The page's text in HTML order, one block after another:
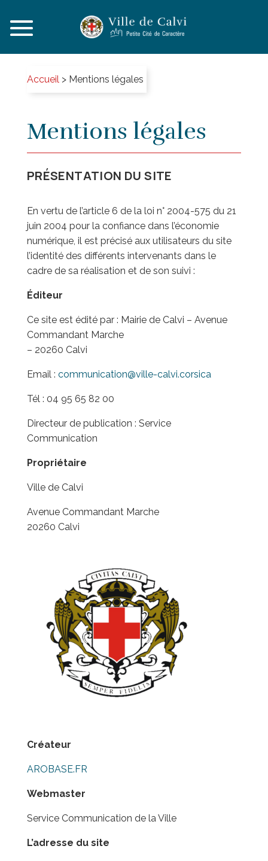
Accueil> Mentions légales
Mentions légales
PRÉSENTATION DU SITE
En vertu de l’article 6 de la loi n° 2004-575 du 21
juin 2004 pour la confiance dans l’économie
numérique, il est précisé aux utilisateurs du site
l’identité des différents intervenants dans le
cadre de sa réalisation et de son suivi :
Éditeur
Ce site est édité par : Mairie de Calvi – Avenue
Commandant Marche
– 20260 Calvi
Email : communication@ville-calvi.corsica
Tél : 04 95 65 82 00
Directeur de publication : Service
Communication
Propriétaire
Ville de Calvi
Avenue Commandant Marche
20260 Calvi
Créateur
AROBASE.FR
Webmaster
Service Communication de la Ville
L’adresse du site